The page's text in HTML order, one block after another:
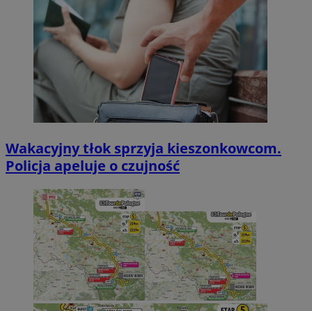
Wakacyjny tłok sprzyja kieszonkowcom.
Policja apeluje o czujność